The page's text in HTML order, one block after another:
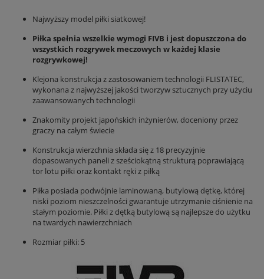
Najwyższy model piłki siatkowej!
Piłka spełnia wszelkie wymogi FIVB i jest dopuszczona do
wszystkich rozgrywek meczowych w każdej klasie
rozgrywkowej!
Klejona konstrukcja z zastosowaniem technologii FLISTATEC,
wykonana z najwyższej jakości tworzyw sztucznych przy użyciu
zaawansowanych technologii
Znakomity projekt japońskich inżynierów, doceniony przez
graczy na całym świecie
Konstrukcja wierzchnia składa się z 18 precyzyjnie
dopasowanych paneli z sześciokątną strukturą poprawiającą
tor lotu piłki oraz kontakt ręki z piłką
Piłka posiada podwójnie laminowaną, butylową dętkę, której
niski poziom nieszczelności gwarantuje utrzymanie ciśnienie na
stałym poziomie. Piłki z dętką butylową są najlepsze do użytku
na twardych nawierzchniach
Rozmiar piłki: 5